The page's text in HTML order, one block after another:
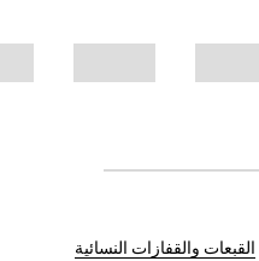
القبعات والقفازات النسائية